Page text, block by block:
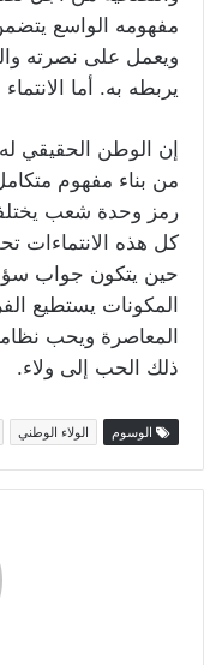
مفهومه الواسع
ويعمل على نصرته
يربطه به. أما
إن الوطن الحقيقي
من بناء مفهوم
رمز وحدة شعب
كل هذه الانتماءات
حين يتكون جواب
المكونات يستطيع
المعاصرة ويحب
ذلك الحب إلى ولاء.
الوسوم الولاء الوطني